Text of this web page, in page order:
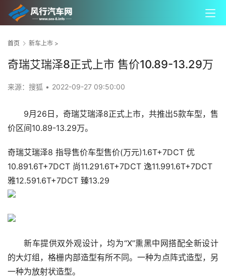
首页 新车上市 >
奇瑞艾瑞泽8正式上市 售价10.89-13.29万
来源：搜狐 • 2022-09-27 09:50:00
9月26日，奇瑞艾瑞泽8正式上市，共推出5款车型，售
价区间10.89-13.29万。
奇瑞艾瑞泽8 指导售价车型售价(万元)1.6T+7DCT 优
10.891.6T+7DCT 尚11.291.6T+7DCT 逸11.991.6T+7DCT
雅12.591.6T+7DCT 臻13.29
新车提供双外观设计，均为“X”熏黑中网搭配全新设计
的大灯组，格栅内部造型有所不同。一种为点阵式造型，另
一种为放射状造型。